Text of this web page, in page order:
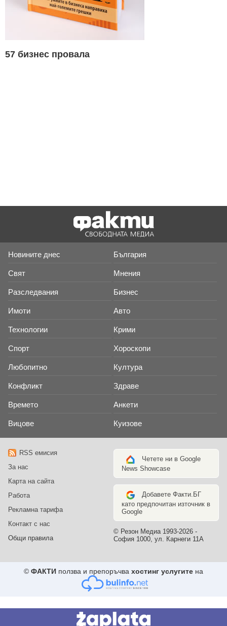
57 бизнес провала
Новините днес България
Свят Мнения
Разследвания Бизнес
Имоти Авто
Технологии Крими
Спорт Хороскопи
Любопитно Култура
Конфликт Здраве
Времето Анкети
Вицове Куизове
RSS емисия
За нас
Карта на сайта
Работа
Рекламна тарифа
Контакт с нас
Общи правила
Четете ни в Google
News Showcase
Добавете Факти.БГ
като предпочитан източник в
Google
© Резон Медиа 1993-2026 -
София 1000, ул. Карнеги 11А
© ФАКТИ ползва и препоръчва хостинг услугите на